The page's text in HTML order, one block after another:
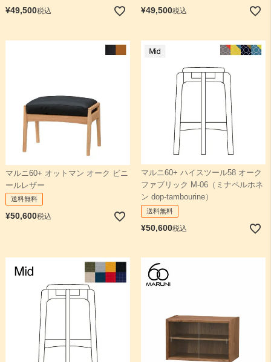
¥49,500税込 ¥49,500税込
マルニ60+ オットマン オーク ビニ
ールレザー
送料無料
¥50,600税込
マルニ60+ ハイスツール58 オーク
ファブリック M-06（ミナペルホネ
ン dop-tambourine）
送料無料
¥50,600税込